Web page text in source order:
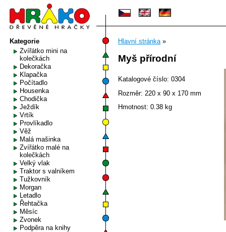
Hlavní stránka»
Myš přírodní
Katalogové číslo: 0304
Rozměr: 220 x 90 x 170 mm
Hmotnost: 0.38 kg
Kategorie
Zvířátko mini na
kolečkách
Dekoračka
Klapačka
Počítadlo
Housenka
Chodička
Ježdík
Vrtík
Provlíkadlo
Věž
Malá mašinka
Zvířátko malé na
kolečkách
Velký vlak
Traktor s valníkem
Tužkovník
Morgan
Letadlo
Řehtačka
Měsíc
Zvonek
Podpěra na knihy